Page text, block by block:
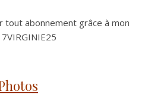
tout abonnement grâce à mon